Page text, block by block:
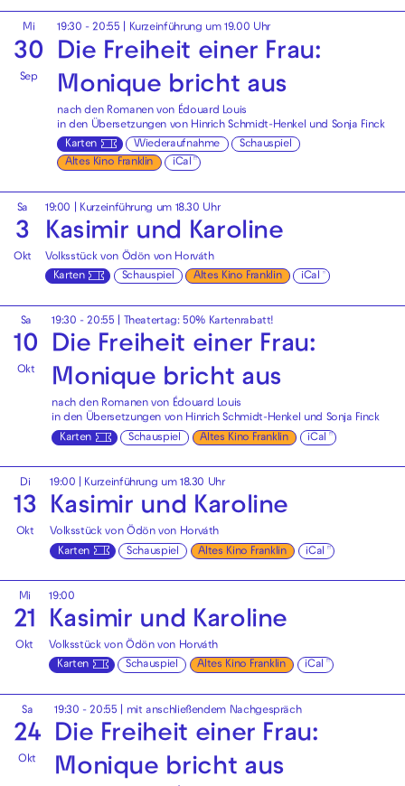
Mi
30
Sep
19:30 - 20:55 | Kurzeinführung um 19.00 Uhr
Die Freiheit einer Frau:
Monique bricht aus
nach den Romanen von Édouard Louis
in den Übersetzungen von Hinrich Schmidt-Henkel und Sonja Finck
Karten
Wiederaufnahme
Schauspiel
Altes Kino Franklin
iCal
Sa
3
Okt
19:00 | Kurzeinführung um 18.30 Uhr
Kasimir und Karoline
Volksstück von Ödön von Horváth
Karten
Schauspiel Altes Kino Franklin iCal
Sa
10
Okt
19:30 - 20:55 Theatertag: 50% Kartenrabatt!
Die Freiheit einer Frau:
Monique bricht aus
nach den Romanen von Édouard Louis
in den Übersetzungen von Hinrich Schmidt-Henkel und Sonja Finck
Karten
Schauspiel Altes Kino Franklin iCal
Di
13
Okt
19:00 | Kurzeinführung um 18.30 Uhr
Kasimir und Karoline
Volksstück von Ödön von Horváth
Karten
Schauspiel Altes Kino Franklin iCal
Mi
21
Okt
19:00
Kasimir und Karoline
Volksstück von Ödön von Horváth
Karten
Schauspiel Altes Kino Franklin iCal
Sa
24
Okt
19:30 - 20:55 | mit anschließendem Nachgespräch
Die Freiheit einer Frau:
Monique bricht aus